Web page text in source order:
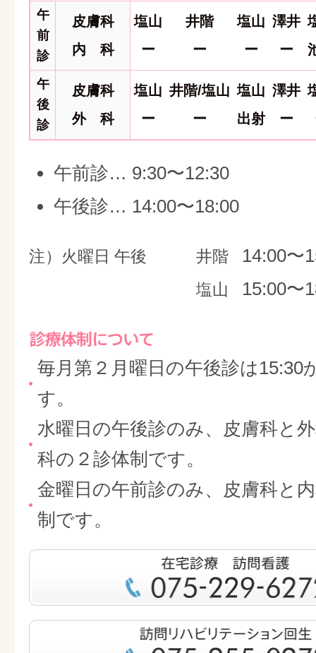
午
前
診
皮膚科
内 科
塩山
ー
井階
ー
塩山
ー
澤井
ー
午
後
診
皮膚科
外 科
塩山
ー
井階/塩山
ー
塩山
出射
澤井
ー
午前診… 9:30〜12:30
午後診… 14:00〜18:00
注）火曜日 午後 井階 14:00〜
塩山 15:00〜
毎月第２月曜日の午後診は15:30
す。
水曜日の午後診のみ、皮膚科と
科の２診体制です。
金曜日の午前診のみ、皮膚科と
制です。